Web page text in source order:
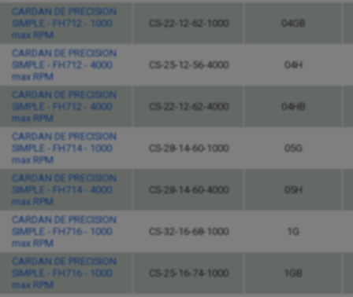
CARDAN DE PRECISION
SIMPLE - FH712 - 1000
max RPM
CS-22-12-62-1000 04GB
CARDAN DE PRECISION
SIMPLE - FH712 - 4000
max RPM
CS-25-12-56-4000 04H
CARDAN DE PRECISION
SIMPLE - FH712 - 4000
max RPM
CS-22-12-62-4000 04HB
CARDAN DE PRECISION
SIMPLE - FH714 - 1000
max RPM
CS-28-14-60-1000 05G
CARDAN DE PRECISION
SIMPLE - FH714 - 4000
max RPM
CS-28-14-60-4000 05H
CARDAN DE PRECISION
SIMPLE - FH716 - 1000
max RPM
CS-32-16-68-1000 1G
CARDAN DE PRECISION
SIMPLE - FH716 - 1000
max RPM
CS-25-16-74-1000 1GB